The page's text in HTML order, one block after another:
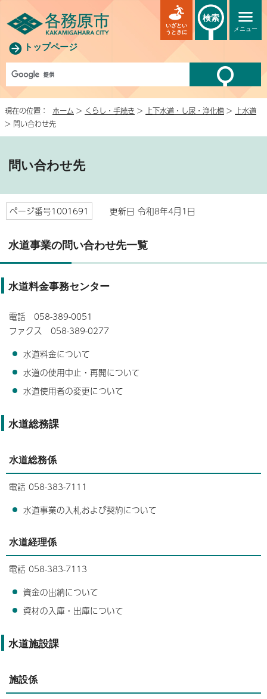
トップページ
メニュー
いざとい
うときに
検索
現在の位置： ホーム > くらし・手続き > 上下水道・し尿・浄化槽 > 上水道
> 問い合わせ先
問い合わせ先
ページ番号1001691 更新日 令和8年4月1日
水道事業の問い合わせ先一覧
水道料金事務センター
電話 058-389-0051
ファクス 058-389-0277
水道料金について
水道の使用中止・再開について
水道使用者の変更について
水道総務課
水道総務係
電話 058-383-7111
水道事業の入札および契約について
水道経理係
電話 058-383-7113
資金の出納について
資材の入庫・出庫について
水道施設課
施設係